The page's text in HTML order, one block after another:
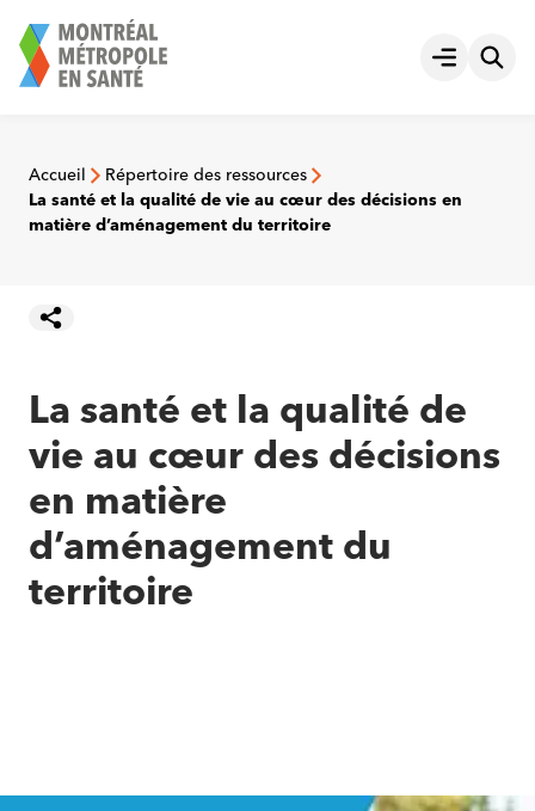
au
contenu
Ouvrir le
Accueil
Répertoire des ressources
La santé et la qualité de vie au cœur des décisions en
matière d’aménagement du territoire
La santé et la qualité de
vie au cœur des décisions
en matière
d’aménagement du
territoire